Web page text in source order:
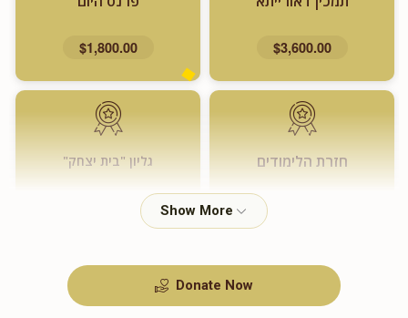
$3,600.00
$1,800.00
חזרת הלימודים גליון "בית יצחק"
Donate Now